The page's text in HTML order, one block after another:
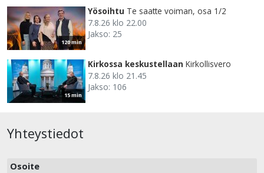
120 min
Yösoihtu Te saatte voiman, osa 1/2
7.8.26 klo 22.00
Jakso: 25
15 min
Kirkossa keskustellaan Kirkollisvero
7.8.26 klo 21.45
Jakso: 106
Yhteystiedot
Osoite